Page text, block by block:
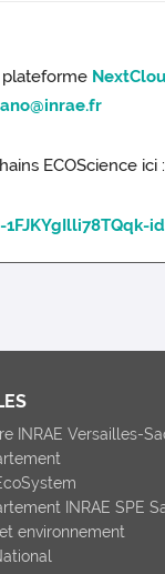
plateforme
ECOScience ici :
INRAE Versailles-
INRAE SPE
environnement